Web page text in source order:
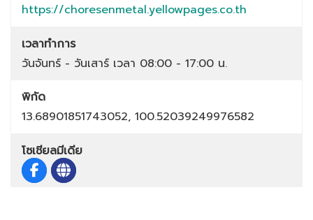
https://choresenmetal.yellowpages.co.th
เวลาทำการ
วันจันทร์ - วันเสาร์ เวลา 08:00 - 17:00 น.
พิกัด
13.68901851743052, 100.52039249976582
โซเชียลมีเดีย